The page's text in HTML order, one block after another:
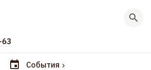
События